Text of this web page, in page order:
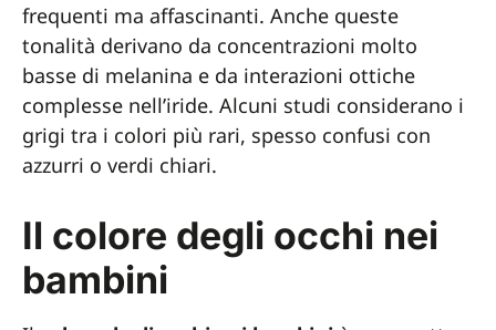
frequenti ma affascinanti. Anche queste
tonalità derivano da concentrazioni molto
basse di melanina e da interazioni ottiche
complesse nell’iride. Alcuni studi considerano i
grigi tra i colori più rari, spesso confusi con
azzurri o verdi chiari.
Il colore degli occhi nei
bambini